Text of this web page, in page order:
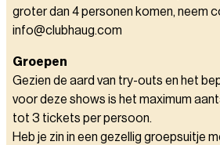
groter dan 4 personen komen, neem
info@clubhaug.com
Groepen
Gezien de aard van try-outs en het
voor deze shows is het maximum
tot 3 tickets per persoon.
Heb je zin in een gezellig groepsuitje